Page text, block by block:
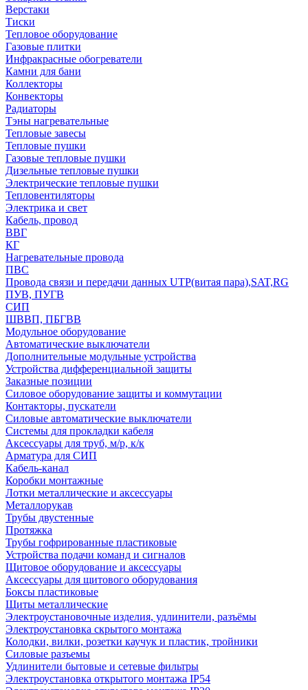
Верстаки
Тиски
Тепловое оборудование
Газовые плитки
Инфракрасные обогреватели
Камни для бани
Коллекторы
Конвекторы
Радиаторы
Тэны нагревательные
Тепловые завесы
Тепловые пушки
Газовые тепловые пушки
Дизельные тепловые пушки
Электрические тепловые пушки
Тепловентиляторы
Электрика и свет
Кабель, провод
ВВГ
КГ
Нагревательные провода
ПВС
Провода связи и передачи данных UTP(витая пара),SAT,RG
ПУВ, ПУГВ
СИП
ШВВП, ПБГВВ
Модульное оборудование
Автоматические выключатели
Дополнительные модульные устройства
Устройства дифференциальной защиты
Заказные позиции
Силовое оборудование защиты и коммутации
Контакторы, пускатели
Силовые автоматические выключатели
Системы для прокладки кабеля
Аксессуары для труб, м/р, к/к
Арматура для СИП
Кабель-канал
Коробки монтажные
Лотки металлические и аксессуары
Металлорукав
Трубы двустенные
Протяжка
Трубы гофрированные пластиковые
Устройства подачи команд и сигналов
Щитовое оборудование и аксессуары
Аксессуары для щитового оборудования
Боксы пластиковые
Щиты металлические
Электроустановочные изделия, удлинители, разъёмы
Электроустановка скрытого монтажа
Колодки, вилки, розетки каучук и пластик, тройники
Силовые разъемы
Удлинители бытовые и сетевые фильтры
Электроустановка открытого монтажа IP54